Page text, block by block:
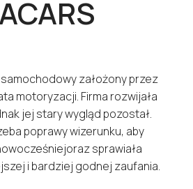
założony przez
motoryzacji. Firma rozwijała
jej stary wygląd pozostał.
poprawy wizerunku, aby
sprawiała
i bardziej godnej zaufania.